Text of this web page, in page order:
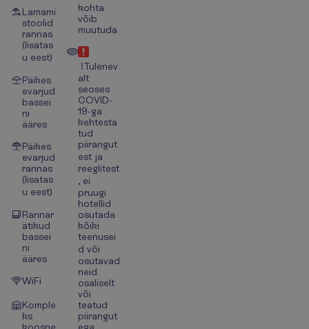
Lamami
stoolid
rannas
(lisatas
u eest)
Päikes
evarjud
bassei
ni
ääres
Päikes
evarjud
rannas
(lisatas
u eest)
Rannar
ätikud
bassei
ni
ääres
WiFi
Komple
ks
koosne
kohta
võib
muutuda
!Tulenev
alt
seoses
COVID-
19-ga
kehtesta
tud
piirangut
est ja
reeglitest
, ei
pruugi
hotellid
osutada
kõiki
teenusei
d või
osutavad
neid
osaliselt
või
teatud
piirangut
ega.